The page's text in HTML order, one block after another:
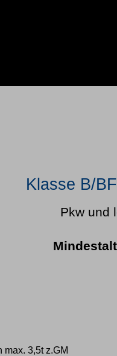
Klasse B/
Pkw und
3,5t z.GM